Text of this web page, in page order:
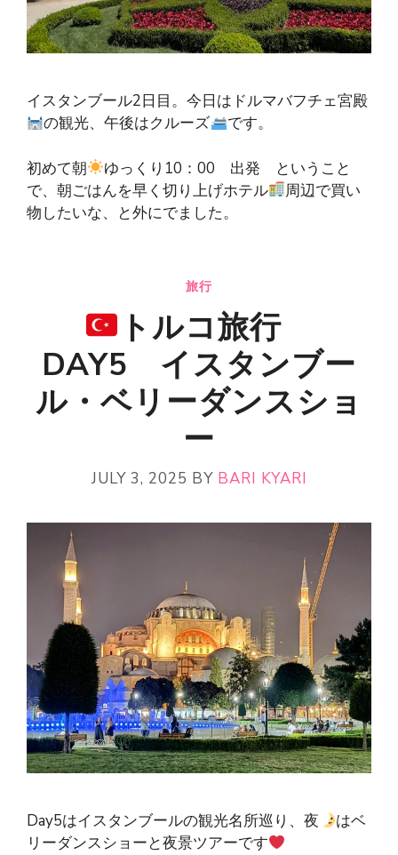
イスタンブール2日目。今日はドルマバフチェ宮殿
の観光、午後はクルーズ
です。
初めて朝
ゆっくり10：00 出発 ということ
で、朝ごはんを早く切り上げホテル
周辺で買い
物したいな、と外にでました。
旅行
トルコ旅行
DAY5 イスタンブー
ル・ベリーダンスショ
ー
JULY 3, 2025 BY BARI KYARI
Day5はイスタンブールの観光名所巡り、夜
はベ
リーダンスショーと夜景ツアーです